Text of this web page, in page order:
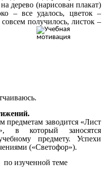
дерево (нарисован плакат)
– все удалось, цветок –
получилось, листок –
предметам заводится «Лист
в который заносятся
предмету. Успехи
(«Светофор»).
по изученной теме